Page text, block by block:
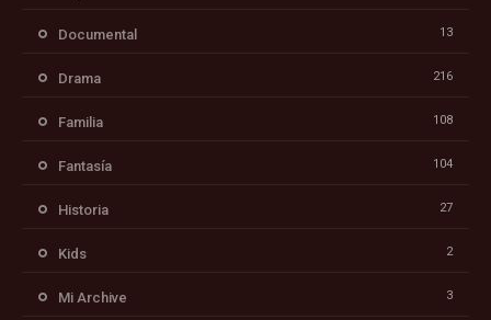
Documental 13
Drama 216
Familia 108
Fantasía 104
Historia 27
Kids 2
Mi Archive 3